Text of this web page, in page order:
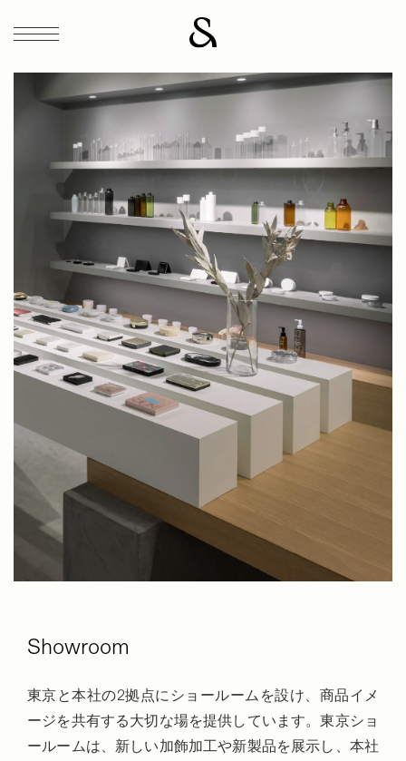
Showroom
東京と本社の2拠点にショールームを設け、商品イメ
ージを共有する大切な場を提供しています。東京ショ
ールームは、新しい加飾加工や新製品を展示し、本社